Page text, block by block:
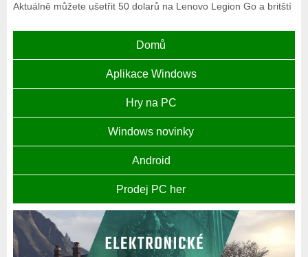
Aktuálně můžete ušetřit 50 dolarů na Lenovo Legion Go a britští
Domů
Aplikace Windows
Hry na PC
Windows novinky
Android
Prodej PC her